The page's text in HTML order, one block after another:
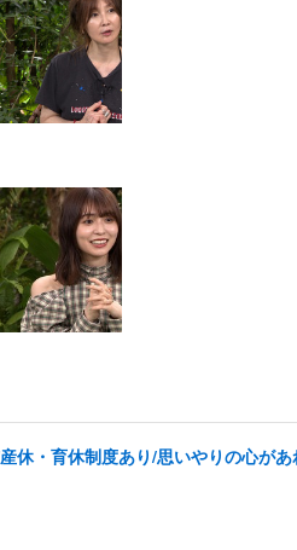
休・育休制度あり/思いやりの心が